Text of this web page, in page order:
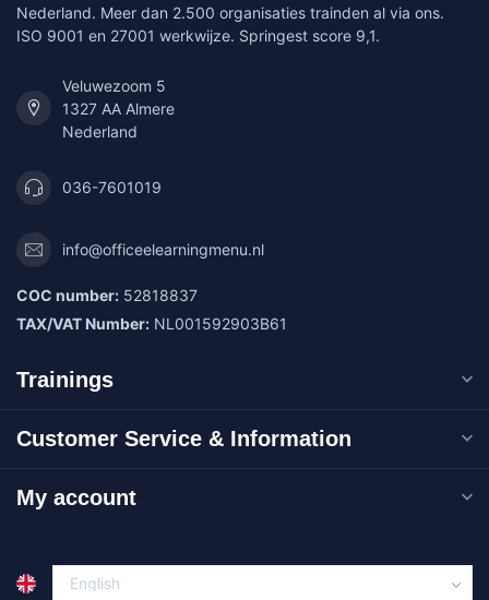
Nederland. Meer dan 2.500 organisaties trainden al via ons.
ISO 9001 en 27001 werkwijze. Springest score 9,1.
Veluwezoom 5
1327 AA Almere
Nederland
036-7601019
info@officeelearningmenu.nl
COC number: 52818837
TAX/VAT Number: NL001592903B61
Trainings
Customer Service & Information
My account